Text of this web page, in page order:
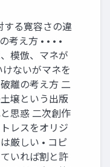
る寛容さの違
考え方 • • • •
模倣、マネが
ないがマネを
離の考え方 二
壌という出版
思惑 二次創作
レスをオリジ
厳しい • コピ
いれば割と許